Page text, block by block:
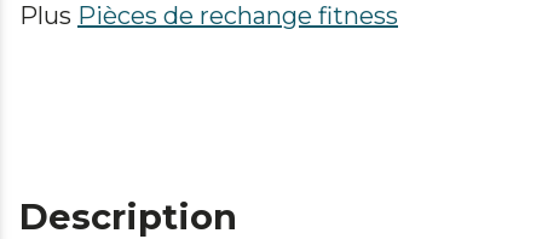
Plus Pièces de rechange fitness
Description